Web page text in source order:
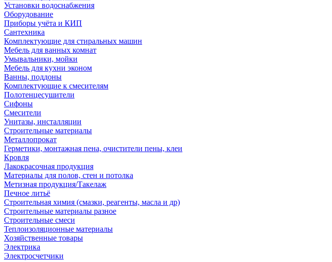
Установки водоснабжения
Оборудование
Приборы учёта и КИП
Сантехника
Комплектующие для стиральных машин
Мебель для ванных комнат
Умывальники, мойки
Мебель для кухни эконом
Ванны, поддоны
Комплектующие к смесителям
Полотенцесушители
Сифоны
Смесители
Унитазы, инсталляции
Строительные материалы
Металлопрокат
Герметики, монтажная пена, очистители пены, клеи
Кровля
Лакокрасочная продукция
Материалы для полов, стен и потолка
Метизная продукция/Такелаж
Печное литьё
Строительная химия (смазки, реагенты, масла и др)
Строительные материалы разное
Строительные смеси
Теплоизоляционные материалы
Хозяйственные товары
Электрика
Электросчетчики